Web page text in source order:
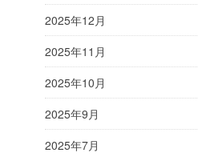
2025年12月
2025年11月
2025年10月
2025年9月
2025年7月